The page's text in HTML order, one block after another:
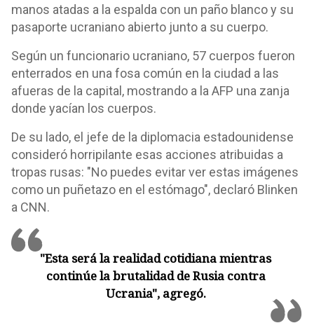
manos atadas a la espalda con un paño blanco y su
pasaporte ucraniano abierto junto a su cuerpo.
Según un funcionario ucraniano, 57 cuerpos fueron
enterrados en una fosa común en la ciudad a las
afueras de la capital, mostrando a la AFP una zanja
donde yacían los cuerpos.
De su lado, el jefe de la diplomacia estadounidense
consideró horripilante esas acciones atribuidas a
tropas rusas: "No puedes evitar ver estas imágenes
como un puñetazo en el estómago", declaró Blinken
a CNN.
"Esta será la realidad cotidiana mientras
continúe la brutalidad de Rusia contra
Ucrania", agregó.